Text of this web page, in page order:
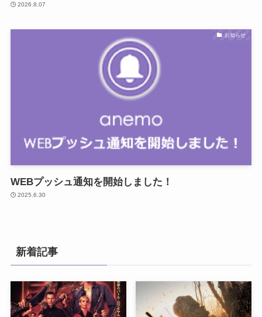
2026.8.07
お知らせ
WEBプッシュ通知を開始しました！
2025.6.30
新着記事